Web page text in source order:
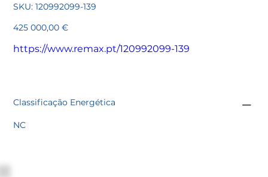
SKU: SKU
120992099-
120992099-139
Preço
425 000,00 €
https://www.remax.pt/120992099-139
Classificação Energética
NC